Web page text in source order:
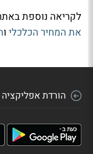
לקריאה נוספת
את המחיר הכלכלי ו
הורדת אפליקציה